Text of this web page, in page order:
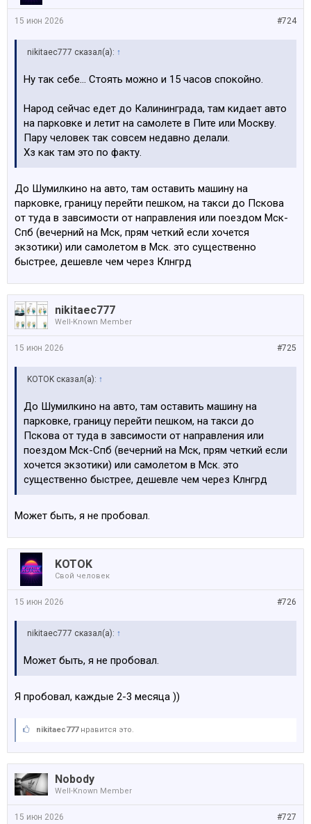
#724
15 июн 2026
nikitaec777 сказал(а): ↑
Ну так себе… Стоять можно и 15 часов спокойно.
Народ сейчас едет до Калининграда, там кидает авто
на парковке и летит на самолете в Пите или Москву.
Пару человек так совсем недавно делали.
Хз как там это по факту.
До Шумилкино на авто, там оставить машину на
парковке, границу перейти пешком, на такси до Пскова
от туда в завсимости от направления или поездом Мск-
Спб (вечерний на Мск, прям четкий если хочется
экзотики) или самолетом в Мск. это существенно
быстрее, дешевле чем через Клнгрд
nikitaec777
Well-Known Member
#725
15 июн 2026
KOTOK сказал(а): ↑
До Шумилкино на авто, там оставить машину на
парковке, границу перейти пешком, на такси до
Пскова от туда в завсимости от направления или
поездом Мск-Спб (вечерний на Мск, прям четкий если
хочется экзотики) или самолетом в Мск. это
существенно быстрее, дешевле чем через Клнгрд
Может быть, я не пробовал.
KOTOK
Свой человек
#726
15 июн 2026
nikitaec777 сказал(а): ↑
Может быть, я не пробовал.
Я пробовал, каждые 2-3 месяца ))
nikitaec777нравится это.
Nobody
Well-Known Member
#727
15 июн 2026